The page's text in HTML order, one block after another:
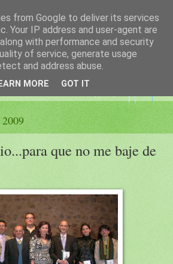
las palabras
FELISA MORENO
que no me baje de
from Google to deliver its services
Your IP address and user-agent are
with performance and security
of service, generate usage
and address abuse.
MORE GOT IT